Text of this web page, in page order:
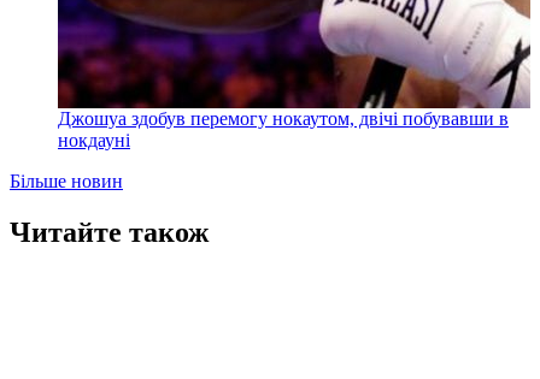
Джошуа здобув перемогу нокаутом, двічі побувавши в
нокдауні
Більше новин
Читайте також